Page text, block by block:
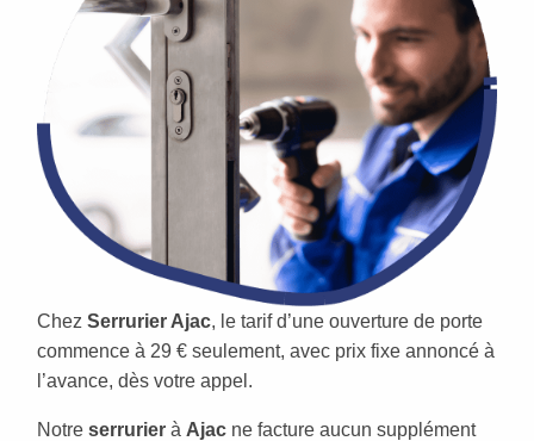
Chez Serrurier Ajac, le tarif d’une ouverture de porte
commence à 29 € seulement, avec prix fixe annoncé à
l’avance, dès votre appel.
Notre serrurier à Ajac ne facture aucun supplément